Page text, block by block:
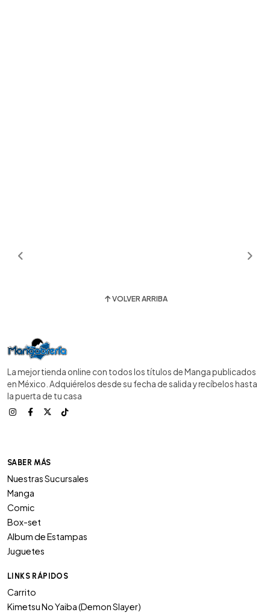
VOLVER ARRIBA
La mejor tienda online con todos los títulos de Manga publicados
en México. Adquiérelos desde su fecha de salida y recíbelos hasta
la puerta de tu casa
SABER MÁS
Nuestras Sucursales
Manga
Comic
Box-set
Album de Estampas
Juguetes
LINKS RÁPIDOS
Carrito
Kimetsu No Yaiba (Demon Slayer)